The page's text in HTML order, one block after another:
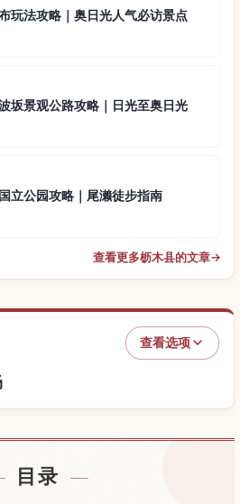
玩法攻略｜奥日光人气必访景点
坂景观公路攻略｜日光至奥日光
立公园攻略｜尾濑徒步指南
查看更多枥木县的文章→
查看选项
目录